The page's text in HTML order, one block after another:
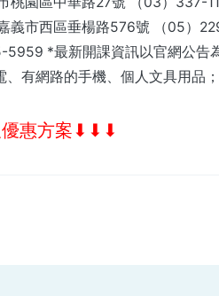
市西區垂楊路576號 （05）
*最新開課資訊以官網公告
、有網路的手機、個人文具用品
優惠方案⬇︎⬇︎⬇︎